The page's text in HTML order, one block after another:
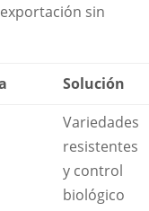
sin
Solución
Variedades
resistentes
y control
biológico